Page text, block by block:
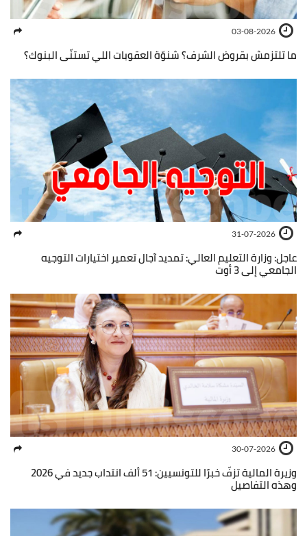
03-08-2026
ما تلتزمش بقروض الشرف؟ شنوّة العقوبات اللي تستنّى البنوك؟
31-07-2026
عاجل: وزارة التعليم العالي: تمديد آجال تعمير اختيارات التوجيه
الجامعي إلى 3 أوت
30-07-2026
وزيرة المالية تزفّ خبرًا للتونسيين: 51 ألف انتداب جديد في 2026
وهذه التفاصيل